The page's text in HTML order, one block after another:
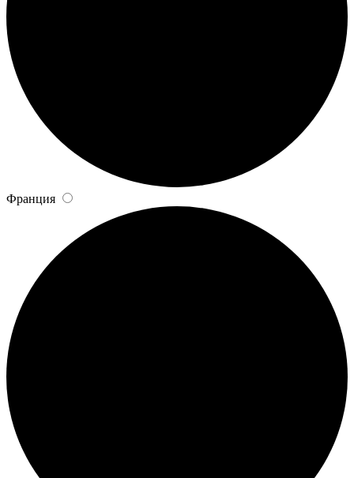
Франция